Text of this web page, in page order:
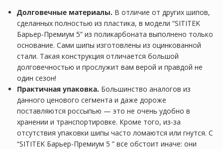
Долговечные материалы. В отличие от других шипов,
сделанных полностью из пластика, в модели “SITITEK
Барьер-Премиум 5” из поликарбоната выполнено только
основание. Сами шипы изготовлены из оцинкованной
стали. Такая конструкция отличается большой
долговечностью и прослужит вам верой и правдой не
один сезон!
Практичная упаковка. Большинство аналогов из
данного ценового сегмента и даже дороже
поставляются россыпью — это не очень удобно в
хранении и транспортировке. Кроме того, из-за
отсутствия упаковки шипы часто ломаются или гнутся. С
“SITITEK Барьер-Премиум 5 ” все обстоит иначе: они